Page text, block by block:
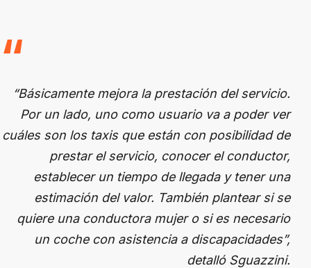
“Básicamente mejora la prestación del servicio.
Por un lado, uno como usuario va a poder ver
cuáles son los taxis que están con posibilidad de
prestar el servicio, conocer el conductor,
establecer un tiempo de llegada y tener una
estimación del valor. También plantear si se
quiere una conductora mujer o si es necesario
un coche con asistencia a discapacidades”,
detalló Sguazzini.